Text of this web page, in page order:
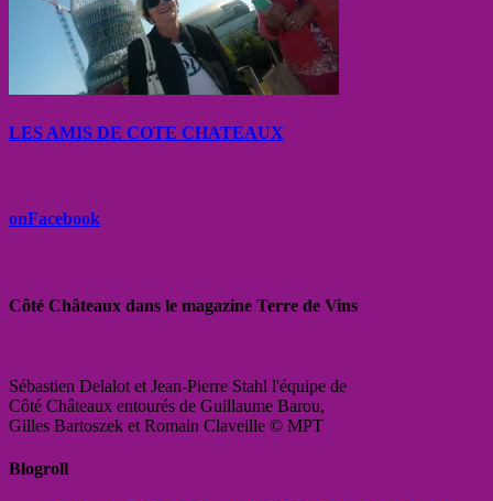
LES AMIS DE COTE CHATEAUX
onFacebook
Côté Châteaux dans le magazine Terre de Vins
Sébastien Delalot et Jean-Pierre Stahl l'équipe de
Côté Châteaux entourés de Guillaume Barou,
Gilles Bartoszek et Romain Claveille © MPT
Blogroll